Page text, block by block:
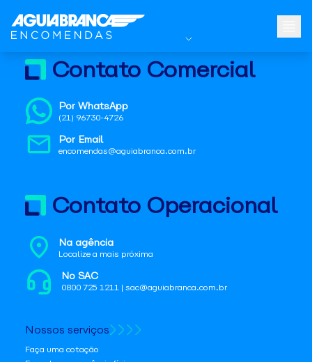
Contato Comercial
Por WhatsApp
(21) 96730-4726
Por Email
encomendas@aguiabranca.com.br
Contato Operacional
Na agência
Localize a mais próxima
No SAC
0800 725 1211 | sac@aguiabranca.com.br
Nossos serviços
Faça uma cotação